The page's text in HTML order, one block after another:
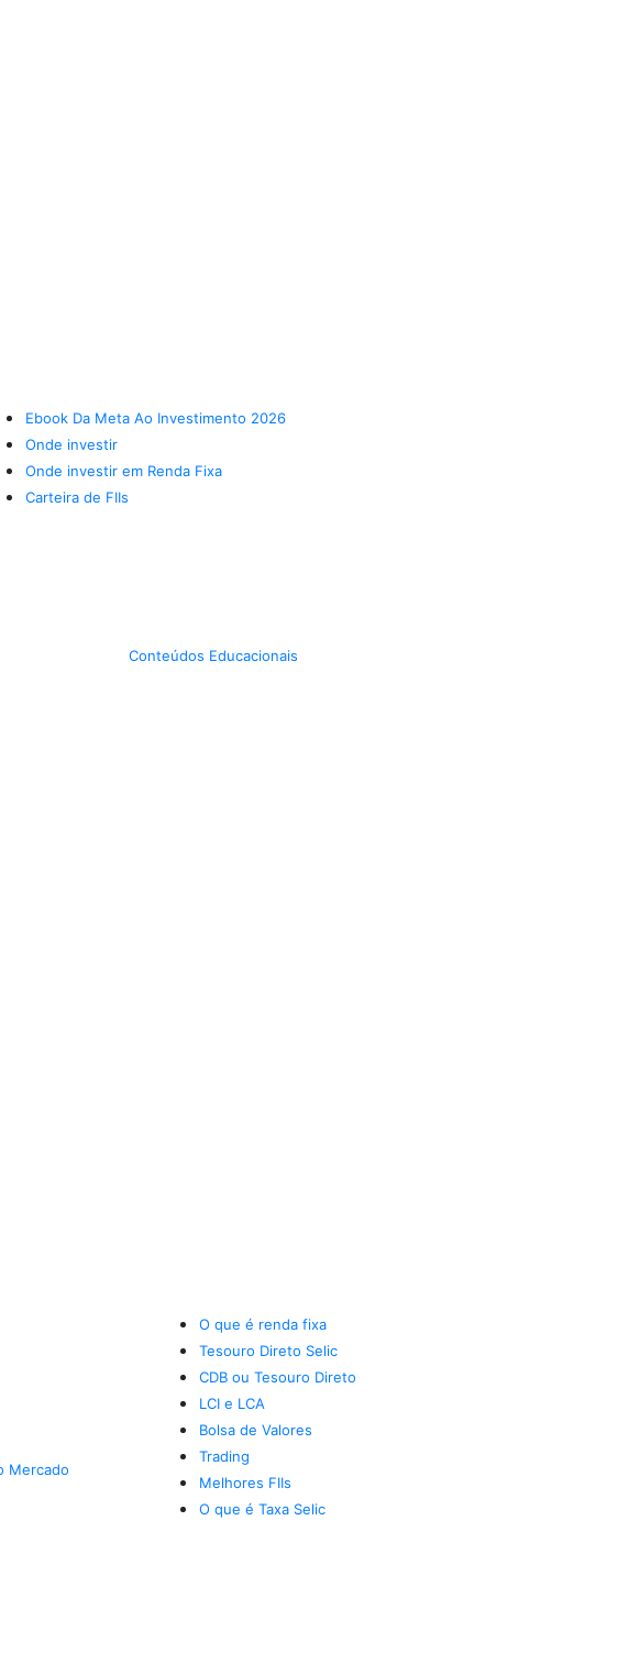
Ebook Da Meta Ao Investimento 2026
Onde investir
Onde investir em Renda Fixa
Carteira de FIIs
Mercado
Conteúdos Educacionais
O que é renda fixa
Tesouro Direto Selic
CDB ou Tesouro Direto
LCI e LCA
Bolsa de Valores
Trading
Melhores FIIs
O que é Taxa Selic